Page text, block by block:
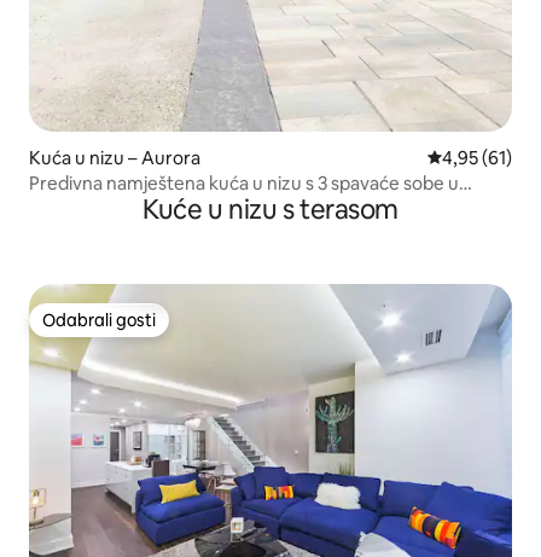
Kuća u nizu – Aurora Prosječna
4,95 (61)
Predivna namještena kuća u nizu s 3 spavaće sobe u
Kuće u nizu s terasom
Odabrali gosti
Odabrali gosti